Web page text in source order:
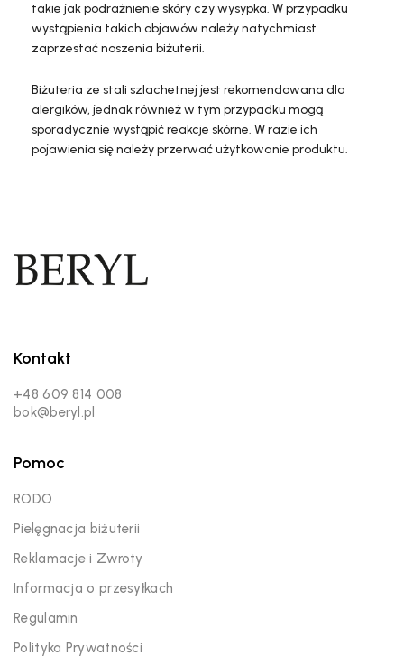
takie jak podrażnienie skóry czy wysypka. W przypadku
wystąpienia takich objawów należy natychmiast
zaprzestać noszenia biżuterii.
Biżuteria ze stali szlachetnej jest rekomendowana dla
alergików, jednak również w tym przypadku mogą
sporadycznie wystąpić reakcje skórne. W razie ich
pojawienia się należy przerwać użytkowanie produktu.
Kontakt
+48 609 814 008
bok@beryl.pl
Pomoc
RODO
Pielęgnacja biżuterii
Reklamacje i Zwroty
Informacja o przesyłkach
Regulamin
Polityka Prywatności